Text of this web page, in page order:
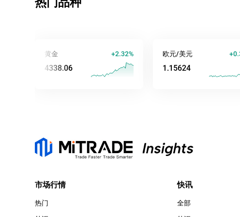
+2.32%
4338.04
欧元/美元 +0.34%
1.15629
市场行情
热门
快讯
全部